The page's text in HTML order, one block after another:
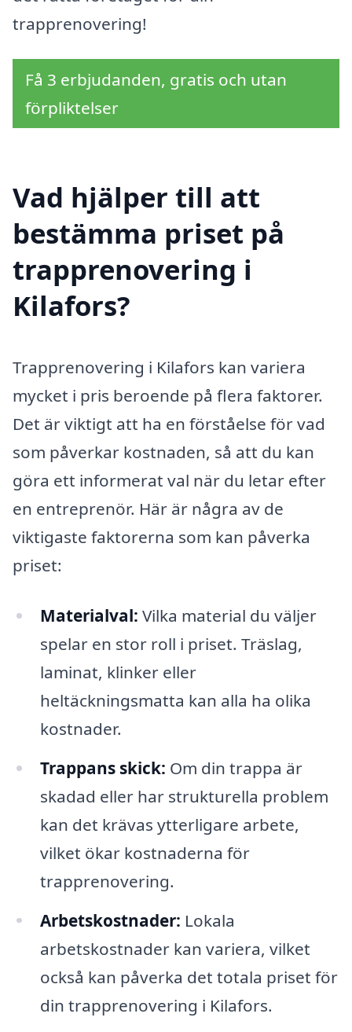
trapprenovering!
Få 3 erbjudanden, gratis och utan
förpliktelser
Vad hjälper till att
bestämma priset på
trapprenovering i
Kilafors?
Trapprenovering i Kilafors kan variera
mycket i pris beroende på flera faktorer.
Det är viktigt att ha en förståelse för vad
som påverkar kostnaden, så att du kan
göra ett informerat val när du letar efter
en entreprenör. Här är några av de
viktigaste faktorerna som kan påverka
priset:
Materialval: Vilka material du väljer
spelar en stor roll i priset. Träslag,
laminat, klinker eller
heltäckningsmatta kan alla ha olika
kostnader.
Trappans skick: Om din trappa är
skadad eller har strukturella problem
kan det krävas ytterligare arbete,
vilket ökar kostnaderna för
trapprenovering.
Arbetskostnader: Lokala
arbetskostnader kan variera, vilket
också kan påverka det totala priset för
din trapprenovering i Kilafors.